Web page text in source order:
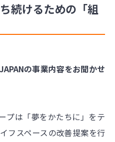
続けるための「組
の事業内容をお聞かせ
プは「夢をかたちに」をテ
フスペースの改善提案を行